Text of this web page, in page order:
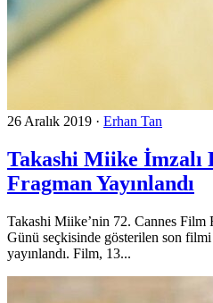
26 Aralık 2019 · Erhan Tan
Takashi Miike İmzalı
Fragman Yayınlandı
Takashi Miike’nin 72. Cannes Film
Günü seçkisinde gösterilen son
yayınlandı. Film, 13...